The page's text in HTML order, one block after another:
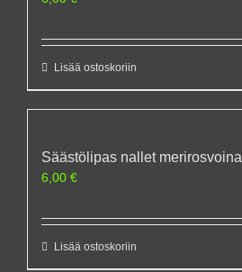
Lisää ostoskoriin
Säästölipas nallet merirosvoina
6,00 €
Lisää ostoskoriin